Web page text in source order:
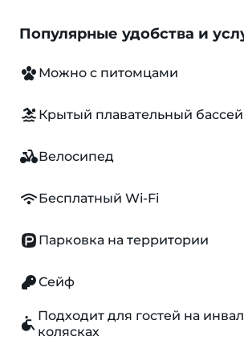
Популярные удобства и
Можно с питомцами
Крытый плавательный
Велосипед
Бесплатный Wi-Fi
Парковка на территории
Сейф
Подходит для гостей на
колясках